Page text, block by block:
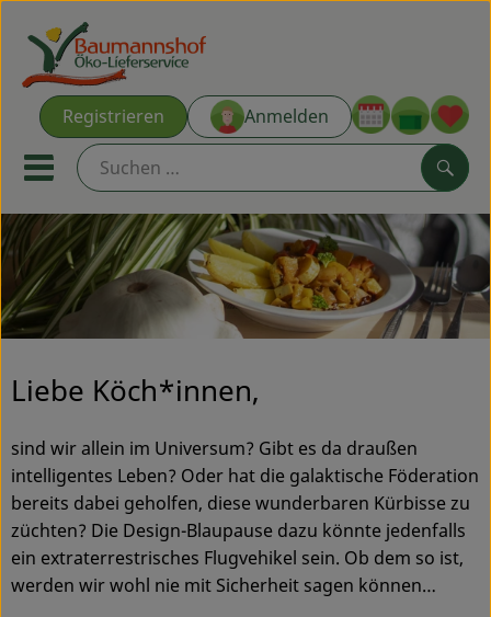
Registrieren Anmelden
Mobiles Menu öffnen oder
Ökokisten
Kochkisten
AUS DER REGION
Ökokisten
Obst & Gemüse
Liebe Köch*innen,
sind wir allein im Universum? Gibt es da draußen
intelligentes Leben? Oder hat die galaktische Föderation
bereits dabei geholfen, diese wunderbaren Kürbisse zu
züchten? Die Design-Blaupause dazu könnte jedenfalls
ein extraterrestrisches Flugvehikel sein. Ob dem so ist,
werden wir wohl nie mit Sicherheit sagen können…